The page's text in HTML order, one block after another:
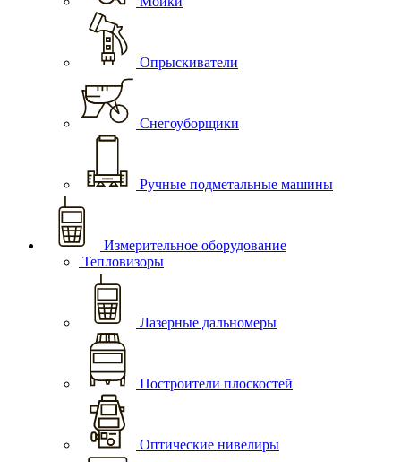
Опрыскиватели
Снегоуборщики
Ручные подметальные машины
Измерительное оборудование
Тепловизоры
Лазерные дальномеры
Построители плоскостей
Оптические нивелиры